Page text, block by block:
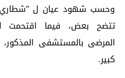
وحسب شهود عيان ل
تتضح بعض، فيما اقتحمت
المرضى بالمستشفى
كبير.